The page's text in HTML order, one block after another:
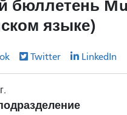
языке)
Twitter LinkedIn